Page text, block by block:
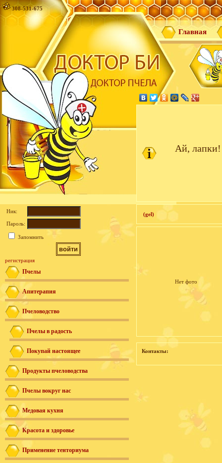
308-531-675
Главная
Ник:
Пароль:
Запомнить
регистрация
Пчелы
Апитерапия
Пчеловодство
Пчелы в радость
Покупай настоящее
Продукты пчеловодства
Пчелы вокруг нас
Медовая кухня
Красота и здоровье
Применение тенториума
Ай,
(gel)
Нет фото
Контакты: